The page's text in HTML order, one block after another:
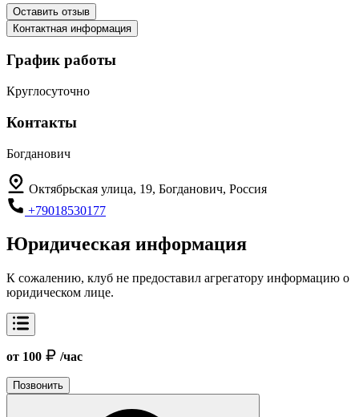
Оставить отзыв
Контактная информация
График работы
Круглосуточно
Контакты
Богданович
Октябрьская улица, 19, Богданович, Россия
+79018530177
Юридическая информация
К сожалению, клуб не предоставил агрегатору информацию о
юридическом лице.
от 100 /час
Позвонить